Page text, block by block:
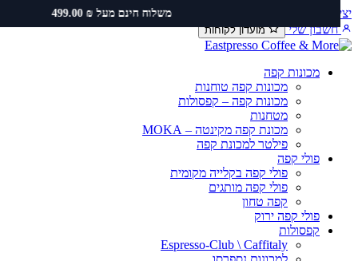
משלוח חינם מעל ₪ 499.00 קשר
תקנון משלוחים
חשבון שלי
מועדון לקוחות
מכונות קפה
מכונות קפה טוחנות
מכונות קפה – קפסולות
מטחנות
מכונת קפה מקינטה – MOKA
פילטר למכונת קפה
פולי קפה
פולי קפה בקלייה מקומית
פולי קפה מותגים
קפה טחון
פולי קפה ירוק
קפסולות
Espresso-Club \ Caffitaly